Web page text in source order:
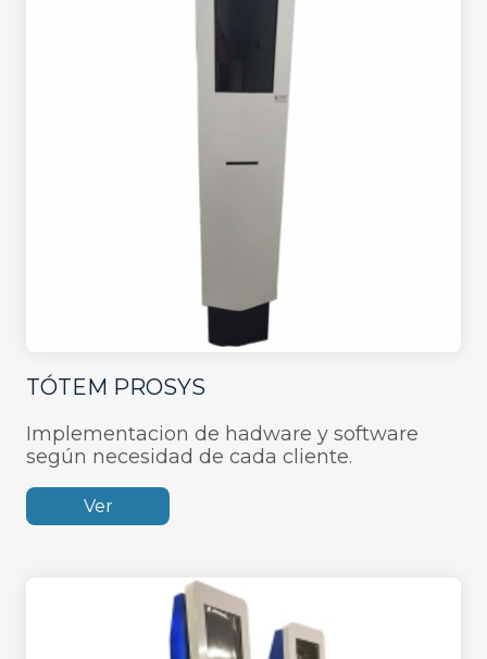
TÓTEM PROSYS
Implementacion de hadware y software
según necesidad de cada cliente.
Ver